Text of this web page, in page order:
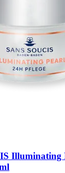
Illuminating